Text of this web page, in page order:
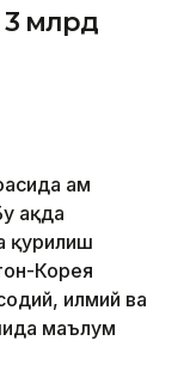
3 млрд
ҳам
ҳақда
қурилиш
Корея
илмий ва
маълум